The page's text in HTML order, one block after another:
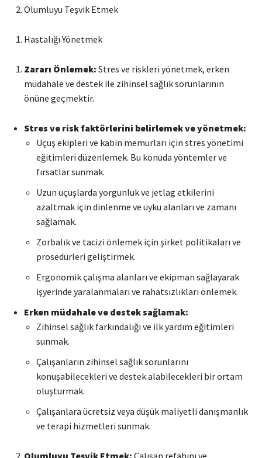
Olumluyu Teşvik Etmek
Hastalığı Yönetmek
Zararı Önlemek: Stres ve riskleri yönetmek, erken
müdahale ve destek ile zihinsel sağlık sorunlarının
önüne geçmektir.
Stres ve risk faktörlerini belirlemek ve yönetmek:
Uçuş ekipleri ve kabin memurları için stres yönetimi
eğitimleri düzenlemek. Bu konuda yöntemler ve
fırsatlar sunmak.
Uzun uçuşlarda yorgunluk ve jetlag etkilerini
azaltmak için dinlenme ve uyku alanları ve zamanı
sağlamak.
Zorbalık ve tacizi önlemek için şirket politikaları ve
prosedürleri geliştirmek.
Ergonomik çalışma alanları ve ekipman sağlayarak
işyerinde yaralanmaları ve rahatsızlıkları önlemek.
Erken müdahale ve destek sağlamak:
Zihinsel sağlık farkındalığı ve ilk yardım eğitimleri
sunmak.
Çalışanların zihinsel sağlık sorunlarını
konuşabilecekleri ve destek alabilecekleri bir ortam
oluşturmak.
Çalışanlara ücretsiz veya düşük maliyetli danışmanlık
ve terapi hizmetleri sunmak.
Olumluyu Teşvik Etmek: Çalışan refahını ve